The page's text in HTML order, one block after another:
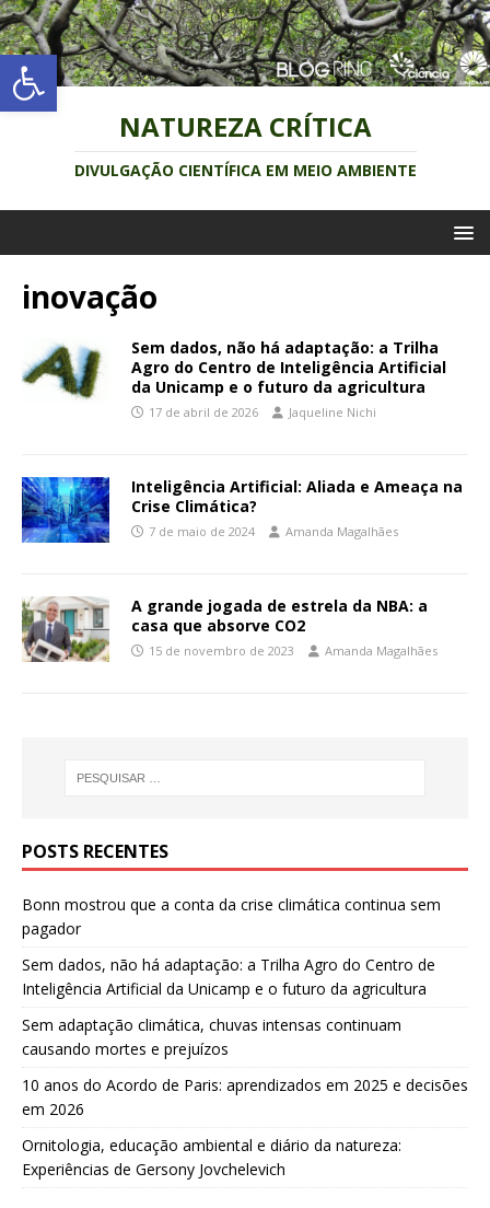
Abrir a barra de ferramentas
NATUREZA CRÍTICA
DIVULGAÇÃO CIENTÍFICA EM MEIO AMBIENTE
inovação
Sem dados, não há adaptação: a Trilha
Agro do Centro de Inteligência Artificial
da Unicamp e o futuro da agricultura
17 de abril de 2026 Jaqueline Nichi
Inteligência Artificial: Aliada e Ameaça na
Crise Climática?
7 de maio de 2024 Amanda Magalhães
A grande jogada de estrela da NBA: a
casa que absorve CO2
15 de novembro de 2023 Amanda Magalhães
POSTS RECENTES
Bonn mostrou que a conta da crise climática continua sem
pagador
Sem dados, não há adaptação: a Trilha Agro do Centro de
Inteligência Artificial da Unicamp e o futuro da agricultura
Sem adaptação climática, chuvas intensas continuam
causando mortes e prejuízos
10 anos do Acordo de Paris: aprendizados em 2025 e decisões
em 2026
Ornitologia, educação ambiental e diário da natureza:
Experiências de Gersony Jovchelevich